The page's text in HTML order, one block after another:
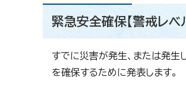
緊急安全確保【警戒レベ
すでに災害が発生、または発生
を確保するために発表します。